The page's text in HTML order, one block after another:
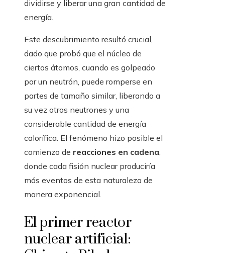
dividirse y liberar una gran cantidad de
energía.
Este descubrimiento resultó crucial,
dado que probó que el núcleo de
ciertos átomos, cuando es golpeado
por un neutrón, puede romperse en
partes de tamaño similar, liberando a
su vez otros neutrones y una
considerable cantidad de energía
calorífica. El fenómeno hizo posible el
comienzo de reacciones en cadena,
donde cada fisión nuclear produciría
más eventos de esta naturaleza de
manera exponencial.
El primer reactor
nuclear artificial: